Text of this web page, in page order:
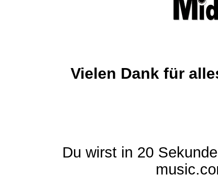
Vielen Dank für
Du wirst in 20